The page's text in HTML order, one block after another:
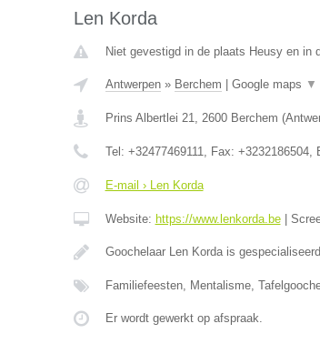
Len Korda
Niet gevestigd in de plaats Heusy en in
Antwerpen» Berchem Google maps ▼
Prins Albertlei 21, 2600 Berchem (
Tel: +32477469111, Fax: +3232186504,
E-mail › Len Korda
Website: https://www.lenkorda.be|
Goochelaar Len Korda is
Familiefeesten, Mentalisme,
Er wordt gewerkt op afspraak.